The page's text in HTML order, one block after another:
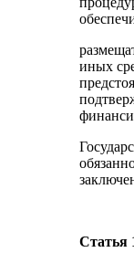
иных
Статья